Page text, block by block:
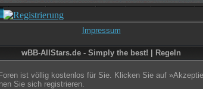
Impressum
wBB-AllStars.de - Simply the best! | Regeln
ist völlig kostenlos für Sie. Klicken Sie auf
Sie sich registrieren.